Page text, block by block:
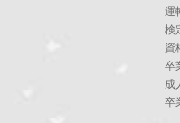
運
検
資
卒
成
卒